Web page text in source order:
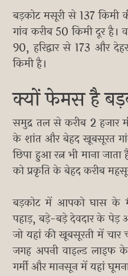
बड़कोट मसूरी से 137 किमी
गांव करीब 50 किमी दूर
90, हरिद्वार से 173 और
किमी है।
क्यों फेमस है
समुद्र तल से करीब 2 हजार
के शांत और बेहद खूबसूरत
छिपा हुआ रत्न भी माना
को प्रकृति के बेहद करीब
बड़कोट में आपको घास के
पहाड़, बड़े-बड़े देवदार के
जो यहां की खूबसूरती में
जगह अपनी वाइल्ड लाइफ के
गर्मी और मानसून में यहां